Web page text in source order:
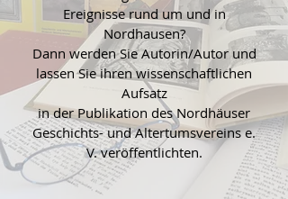
Ereignisse rund um und in
Nordhausen?
Dann werden Sie Autorin/Autor und
lassen Sie ihren wissenschaftlichen
Aufsatz
in der Publikation des Nordhäuser
Geschichts- und Altertumsvereins e.
V. veröffentlichten.